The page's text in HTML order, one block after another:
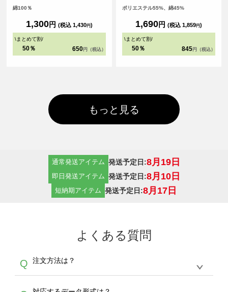
やすく、配布用・業務用のどちらに
や文字が映え、フルカラーインクジ
ェット印刷により、グラデーション
や写真、細かなデザインも再現性の
綿100％
1,300円 (税込 1,430円)
\まとめて割/
50％ 650 円（税込）
性を兼ね備えたアイテムです。 チー
ーグッズ、スポーツイベントの販促
品としてもおすすめです。
ポリエステル55%、綿45%
1,690円 (税込 1,859円)
\まとめて割/
50％ 845 円（税込）
もっと見る
通常発送アイテム 発送予定日:8月19日
即日発送アイテム 発送予定日:8月10日
短納期アイテム 発送予定日:8月17日
よくある質問
Q 注文方法は？